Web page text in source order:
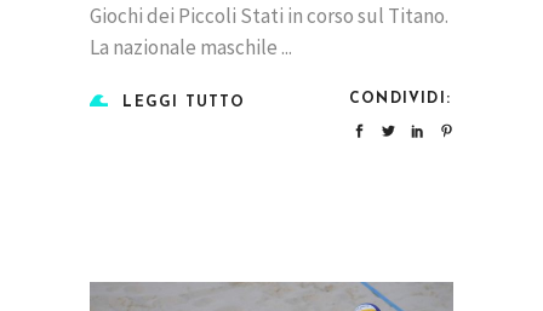
Giochi dei Piccoli Stati in corso sul Titano.
La nazionale maschile
LEGGI TUTTO CONDIVIDI: